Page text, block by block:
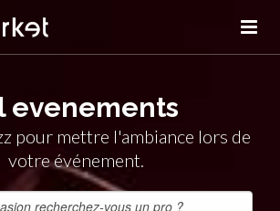
evenements
pour mettre l'ambiance lors de
votre événement.